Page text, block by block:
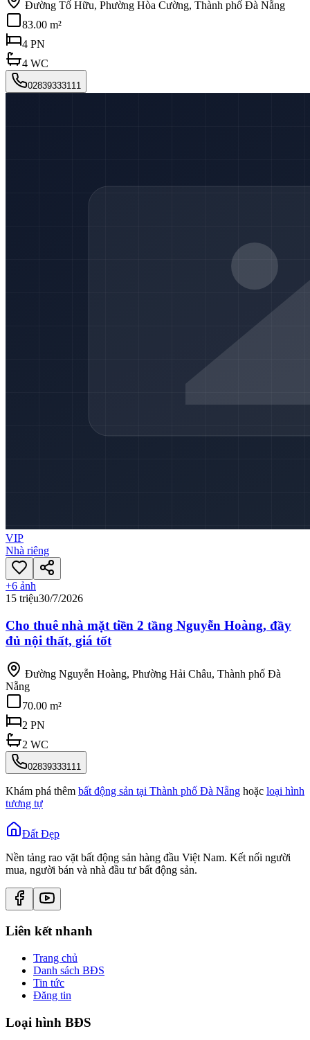
Đường Tố Hữu, Phường Hòa Cường, Thành phố Đà Nẵng
83.00 m²
4 PN
4 WC
02839333111
VIP
Nhà riêng
+6 ảnh
15 triệu30/7/2026
Cho thuê nhà mặt tiền 2 tầng Nguyễn Hoàng, đầy
đủ nội thất, giá tốt
Đường Nguyễn Hoàng, Phường Hải Châu, Thành phố Đà
Nẵng
70.00 m²
2 PN
2 WC
02839333111
Khám phá thêm bất động sản tại Thành phố Đà Nẵng hoặc loại hình
tương tự
Đất Đẹp
Nền tảng rao vặt bất động sản hàng đầu Việt Nam. Kết nối người
mua, người bán và nhà đầu tư bất động sản.
Liên kết nhanh
Trang chủ
Danh sách BĐS
Tin tức
Đăng tin
Loại hình BĐS